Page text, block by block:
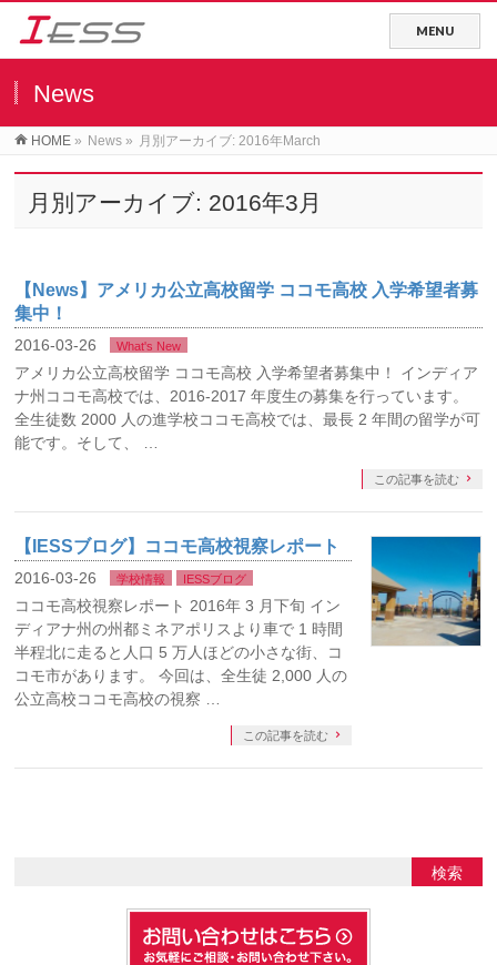
News
HOME » News » 月別アーカイブ: 2016年March
月別アーカイブ: 2016年3月
【News】アメリカ公立高校留学 ココモ高校 入学希望者募
集中！
2016-03-26 What's New
アメリカ公立高校留学 ココモ高校 入学希望者募集中！ インディア
ナ州ココモ高校では、2016-2017 年度生の募集を行っています。
全生徒数 2000 人の進学校ココモ高校では、最長 2 年間の留学が可
能です。そして、 …
この記事を読む
【IESSブログ】ココモ高校視察レポート
2016-03-26 学校情報 IESSブログ
ココモ高校視察レポート 2016年 3 月下旬 イン
ディアナ州の州都ミネアポリスより車で 1 時間
半程北に走ると人口 5 万人ほどの小さな街、コ
コモ市があります。 今回は、全生徒 2,000 人の
公立高校ココモ高校の視察 …
この記事を読む